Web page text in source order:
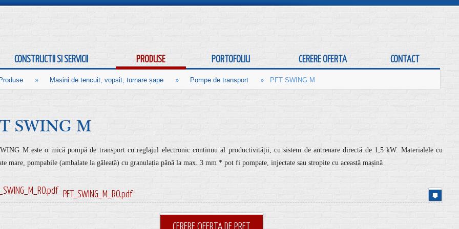
CONSTRUCTII SI SERVICII PRODUSE PORTOFOLIU CERERE OFERTA CONTACT
» Masini de tencuit, vopsit, turnare șape » Pompe de transport » PFT SWING M
SWING M
M este o mică pompă de transport cu reglajul electronic continuu al productivității, cu sistem de antrenare directă de 1,5 kW. Materialele cu
mare, pompabile (ambalate la găleată) cu granulația până la max. 3 mm * pot fi pompate, injectate sau stropite cu această mașină
PFT_SWING_M_RO.pdf
CERERE OFERTA DE PRET